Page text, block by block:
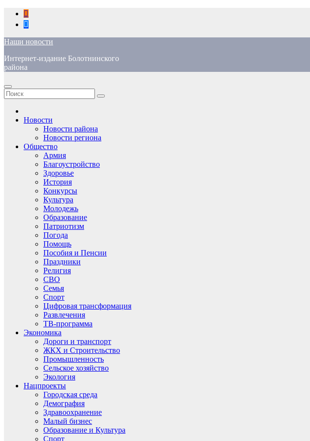
Перейти
содержимому
Наши новости
Интернет-издание Болотнинского
района
Новости
Новости района
Новости региона
Общество
Армия
Благоустройство
Здоровье
История
Конкурсы
Культура
Молодежь
Образование
Патриотизм
Погода
Помощь
Пособия и Пенсии
Праздники
Религия
СВО
Семья
Спорт
Цифровая трансформация
Развлечения
ТВ-программа
Экономика
Дороги и транспорт
ЖКХ и Строительство
Промышленность
Сельское хозяйство
Экология
Нацпроекты
Городская среда
Демография
Здравоохранение
Малый бизнес
Образование и Культура
Спорт